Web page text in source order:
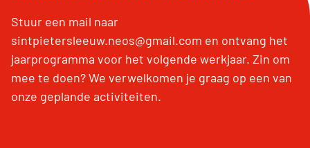
Stuur een mail naar
sintpietersleeuw.neos@gmail.com en ontvang het
jaarprogramma voor het volgende werkjaar. Zin om
mee te doen? We verwelkomen je graag op een van
onze geplande activiteiten.